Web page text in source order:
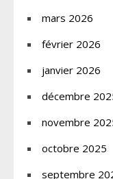
mars 2026
février 2026
janvier 2026
décembre
novembre
octobre 2025
septembre